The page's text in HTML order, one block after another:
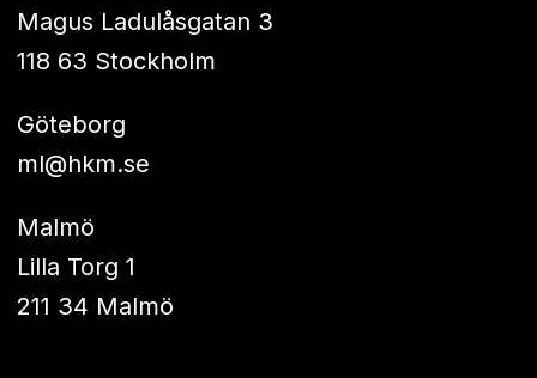
Magus Ladulåsgatan 3
118 63 Stockholm
Göteborg
ml@hkm.se
Malmö
Lilla Torg 1
211 34 Malmö